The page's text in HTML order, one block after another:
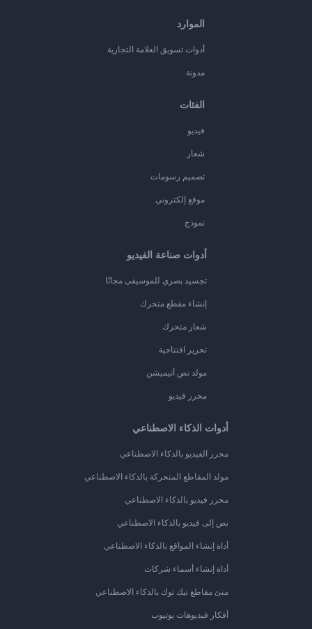
الموارد
أدوات تسويق العلامة التجارية
مدونة
الفئات
فيديو
شعار
تصميم رسومات
موقع إلكتروني
نموذج
أدوات صناعة الفيديو
تجسيد بصري للموسيقى مجانًا
إنشاء مقطع متحرك
شعار متحرك
تحرير افتتاحية
مولد نص أنيميشن
محرر فيديو
أدوات الذكاء الاصطناعي
محرر الفيديو بالذكاء الاصطناعي
مولد المقاطع المتحركة بالذكاء الاصطناعي
محرر فيديو بالذكاء الاصطناعي
نص إلى فيديو بالذكاء الاصطناعي
أداة إنشاء المواقع بالذكاء الاصطناعي
أداة إنشاء أسماء شركات
منئ مقاطع تيك توك بالذكاء الاصطناعي
أفكار فيديوهات يوتيوب